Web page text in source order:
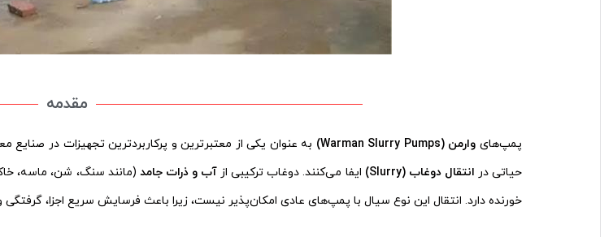
مقدمه
پمپ‌های وارمن (Warman Slurry Pumps)
به عنوان یکی از معتبرترین و پرکاربردترین تجهیزات در
حیاتی در انتقال دوغاب (Slurry) ایفا می‌کنند. دوغاب ترکیبی از آب و ذرات جامد (مانند سنگ، شن، ماسه،
خورنده دارد. انتقال این نوع سیال با پمپ‌های عادی امکان‌پذیر نیست، زیرا باعث فرسایش سریع اجزا،